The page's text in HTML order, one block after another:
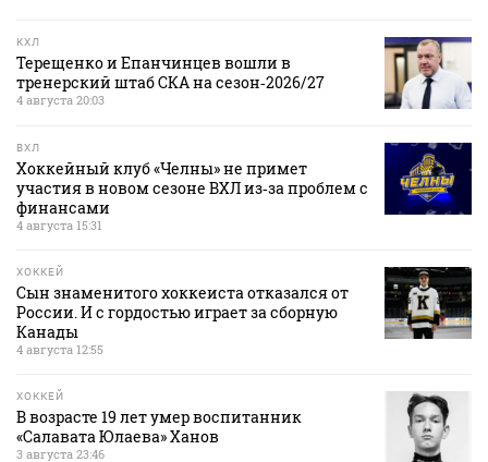
КХЛ
Терещенко и Епанчинцев вошли в
тренерский штаб СКА на сезон‑2026/27
4 августа 20:03
ВХЛ
Хоккейный клуб «Челны» не примет
участия в новом сезоне ВХЛ из‑за проблем с
финансами
4 августа 15:31
ХОККЕЙ
Сын знаменитого хоккеиста отказался от
России. И с гордостью играет за сборную
Канады
4 августа 12:55
ХОККЕЙ
В возрасте 19 лет умер воспитанник
«Салавата Юлаева» Ханов
3 августа 23:46